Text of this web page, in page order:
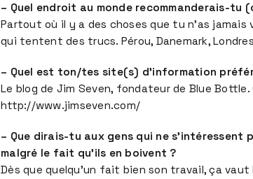
– Quel endroit au monde recommanderais-tu
Partout où il y a des choses que tu n’as jamais
qui tentent des trucs. Pérou, Danemark,
– Quel est ton/tes site(s) d’information
Le blog de Jim Seven, fondateur de Blue Bottle.
http://www.jimseven.com/
– Que dirais-tu aux gens qui ne s’intéressent
malgré le fait qu’ils en boivent ?
Dès que quelqu’un fait bien son travail, ça vaut